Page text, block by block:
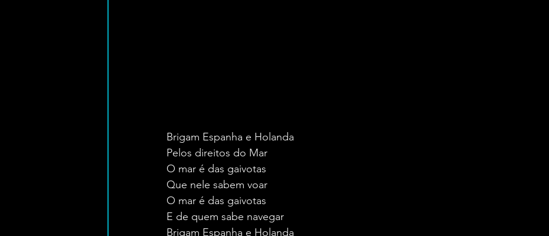
Brigam Espanha e Holanda
Pelos direitos do Mar
O mar é das gaivotas
Que nele sabem voar
O mar é das gaivotas
E de quem sabe navegar
Brigam Espanha e Holanda